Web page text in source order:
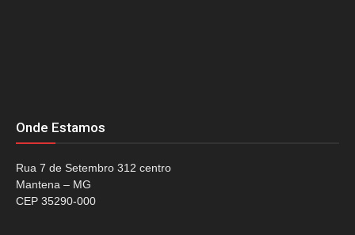
Onde Estamos
Rua 7 de Setembro 312 centro
Mantena – MG
CEP 35290-000